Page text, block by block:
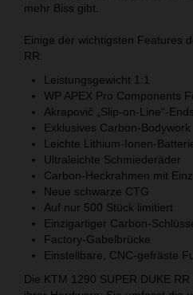
mehr Biss gibt.
Einige der wichtigsten Features
RR:
Leistungsgewicht 1:1
WP APEX Pro Components
Akrapovič „Slip-on-Line“-
Exklusives Carbon-Bodywork
Leichte Lithium-Ionen-
Ultraleichte Schmiederäder
Carbon-Heckrahmen mit
Neue schwarze CTG
Auf nur 500 Stück limitiert
Einzigartiger Carbon-
Factory-Gabelbrücke
Einstellbare, CNC-gefräste
Die KTM 1290 SUPER DUKE